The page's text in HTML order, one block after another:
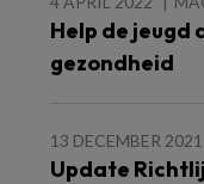
Help de jeugd
gezondheid
13 DECEMBER 2021
Update